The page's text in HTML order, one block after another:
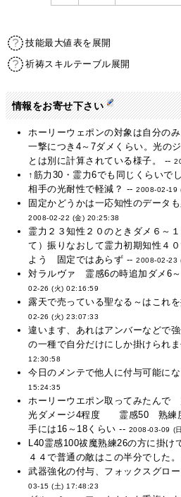
技能最大値表を展開
祈祷スキルテーブル展開
情報をお寄せ下さい
ホーリーウェポンの対象は自分の
一撃につき4～7ダメくらい。光の
とは別に計算されている様子。 --
↑筋力30・霊力6でも同じくらいで
相手の光耐性で軽減？ --2008-02-19
固定かどうかは一応知性のデータ
2008-02-22 (金) 20:25:38
霊力２３知性２０のときダメ６～
て）振りなおして霊力初期知性４
よう 固定ではあらず --2008-02-23
対ラルヴァ 霊感6の時追加ダメ6
02-26 (火) 02:16:59
露天で売っている聖なる～はこれ
02-26 (火) 23:07:33
違います、あれはアンバーなどで
の一種で自分だけにしか掛けられ
12:30:58
今日のメンテで他人に付与可能に
15:24:35
ホーリーウエポン取ってみたん
光ダメージ4程度 霊感50 熟練
手には16～18くらい -- 2008-03-09 (
L40霊感100祓魔熟練26の方に掛け
４４で普通の敵はこの半分でした
武器強化の付与、フォックスグロ
03-15 (土) 17:48:23